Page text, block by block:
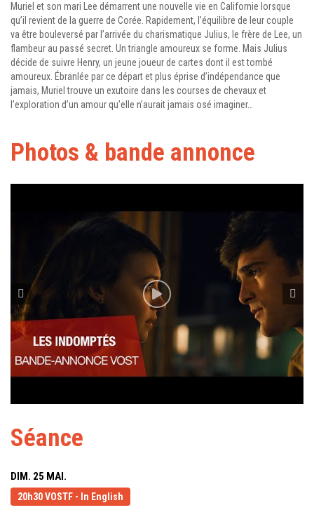
Muriel et son mari Lee démarrent une nouvelle vie en Californie lorsque
qu’il revient de la guerre de Corée. Rapidement, l’équilibre de leur couple
va être bouleversé par l’arrivée du charismatique Julius, le frère de Lee, un
flambeur au passé secret. Un triangle amoureux se forme. Mais Julius
décide de suivre Henry, un jeune joueur de cartes dont il est tombé
amoureux. Ébranlée par ce départ et plus éprise d’indépendance que
jamais, Muriel trouve un exutoire dans les courses de chevaux et
l’exploration d’un amour qu’elle n’aurait jamais osé imaginer…
Photos & bande annonce
Séance
DIM. 25 MAI.
20h30 VOSTF - In English